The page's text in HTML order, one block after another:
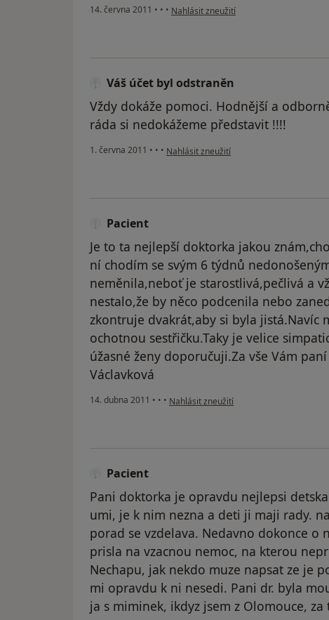
14. června 2011 • • • podle názoru uživatele Pacient
Nahlásit zneužití
Váš účet byl odstraněn
Vždy dokáže pomoci. Hodnější a
ráda si nedokážeme představit !!!!
1. června 2011 • • • podle názoru uživatele Váš účet byl
Nahlásit zneužití
Pacient
Je to ta nejlepší doktorka jakou
ní chodím se svým 6 týdnů
neměnila,neboť je starostlivá,pečlivá a
nestalo,že by něco podcenila nebo
zkontruje dvakrát,aby si byla jistá.Navíc
ochotnou sestřičku.Taky je velice
úžasné ženy doporučuji.Za vše Vám
Václavková
14. dubna 2011 • • • podle názoru uživatele Pacient
Nahlásit zneužití
Pacient
Pani doktorka je opravdu nejlepsi
umi, je k nim nezna a deti ji maji rady.
porad se vzdelava. Nedavno dokonce o
prisla na vzacnou nemoc, na kterou
Nechapu, jak nekdo muze napsat ze je
mi opravdu k ni nesedi. Pani dr. byla
ja s miminek, ikdyz jsem z Olomouce,